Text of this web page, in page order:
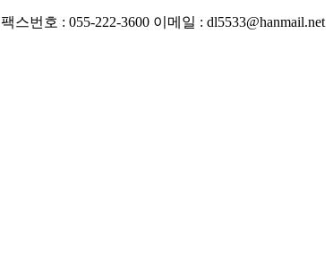
팩스번호 : 055-222-3600 이메일 : dl5533@hanmail.net